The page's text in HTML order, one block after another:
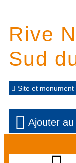
Rive
Sud
Site et monument
Ajouter